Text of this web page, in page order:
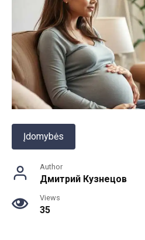
Įdomybės
Author
Дмитрий Кузнецов
Views
35